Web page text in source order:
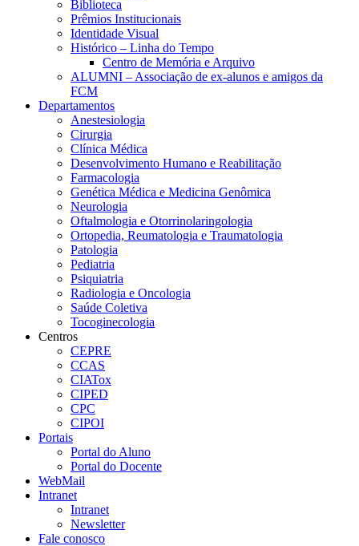
Biblioteca
Prêmios Institucionais
Identidade Visual
Histórico – Linha do Tempo
Centro de Memória e Arquivo
ALUMNI – Associação de ex-alunos e amigos da
FCM
Departamentos
Anestesiologia
Cirurgia
Clínica Médica
Desenvolvimento Humano e Reabilitação
Farmacologia
Genética Médica e Medicina Genômica
Neurologia
Oftalmologia e Otorrinolaringologia
Ortopedia, Reumatologia e Traumatologia
Patologia
Pediatria
Psiquiatria
Radiologia e Oncologia
Saúde Coletiva
Tocoginecologia
Centros
CEPRE
CCAS
CIATox
CIPED
CPC
CIPOI
Portais
Portal do Aluno
Portal do Docente
WebMail
Intranet
Intranet
Newsletter
Fale conosco